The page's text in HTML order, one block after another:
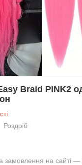
Braid PINK2
Роздріб
замовлення на сайті